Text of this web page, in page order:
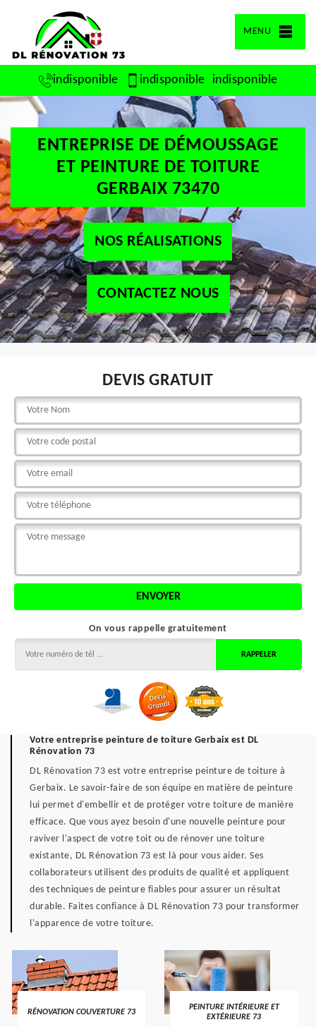
MENU
indisponible indisponible indisponible
ENTREPRISE DE DÉMOUSSAGE
ET PEINTURE DE TOITURE
GERBAIX 73470
NOS RÉALISATIONS
CONTACTEZ NOUS
DEVIS GRATUIT
On vous rappelle gratuitement
Votre entreprise peinture de toiture Gerbaix est DL
Rénovation 73
DL Rénovation 73 est votre entreprise peinture de toiture à
Gerbaix. Le savoir-faire de son équipe en matière de peinture
lui permet d'embellir et de protéger votre toiture de manière
efficace. Que vous ayez besoin d'une nouvelle peinture pour
raviver l'aspect de votre toit ou de rénover une toiture
existante, DL Rénovation 73 est là pour vous aider. Ses
collaborateurs utilisent des produits de qualité et appliquent
des techniques de peinture fiables pour assurer un résultat
durable. Faites confiance à DL Rénovation 73 pour transformer
l'apparence de votre toiture.
RÉNOVATION COUVERTURE 73
PEINTURE INTÉRIEURE ET
EXTÉRIEURE 73